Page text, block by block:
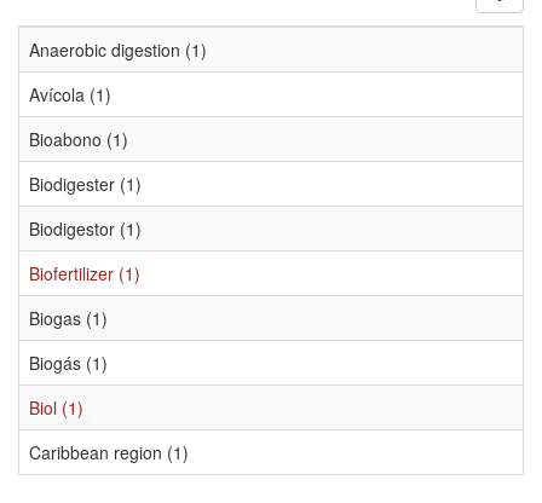
Anaerobic digestion (1)
Avícola (1)
Bioabono (1)
Biodigester (1)
Biodigestor (1)
Biofertilizer (1)
Biogas (1)
Biogás (1)
Biol (1)
Caribbean region (1)